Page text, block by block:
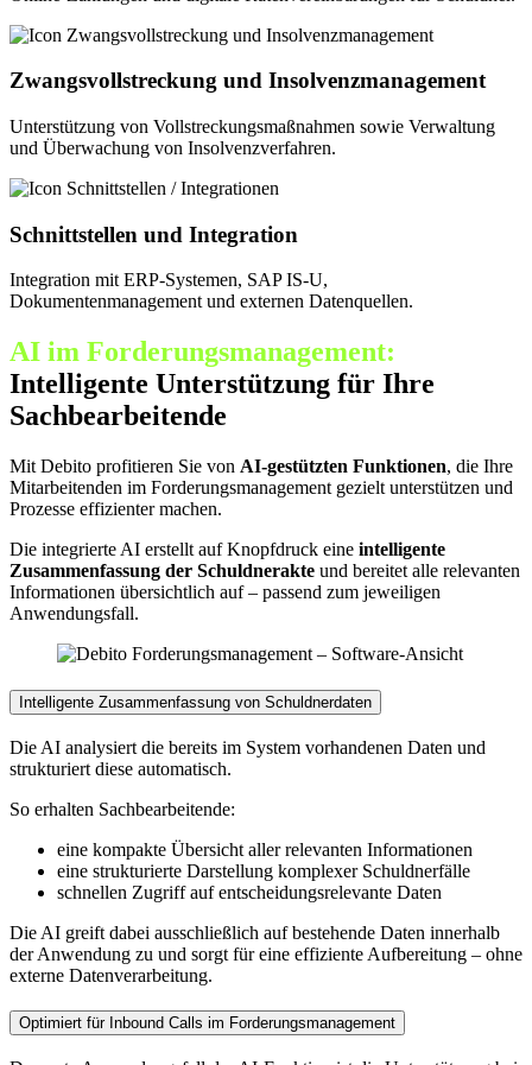
Zwangsvollstreckung und Insolvenz­management
Unterstützung von Vollstreckungs­maßnahmen sowie Verwaltung
und Überwachung von Insolvenz­verfahren.
Schnittstellen und Integration
Integration mit ERP-Systemen, SAP IS-U,
Dokumentenmanagement und externen Datenquellen.
AI im Forderungs­management:
Intelligente Unterstützung für Ihre
Sachbearbeitende
Mit Debito profitieren Sie von AI-gestützten Funktionen, die Ihre
Mitarbeitenden im Forderungsmanagement gezielt unterstützen und
Prozesse effizienter machen.
Die integrierte AI erstellt auf Knopfdruck eine intelligente
Zusammenfassung der Schuldnerakte und bereitet alle relevanten
Informationen übersichtlich auf – passend zum jeweiligen
Anwendungsfall.
Intelligente Zusammenfassung von Schuldnerdaten
Die AI analysiert die bereits im System vorhandenen Daten und
strukturiert diese automatisch.
So erhalten Sachbearbeitende:
eine kompakte Übersicht aller relevanten Informationen
eine strukturierte Darstellung komplexer Schuldnerfälle
schnellen Zugriff auf entscheidungsrelevante Daten
Die AI greift dabei ausschließlich auf bestehende Daten innerhalb
der Anwendung zu und sorgt für eine effiziente Aufbereitung – ohne
externe Datenverarbeitung.
Optimiert für Inbound Calls im Forderungsmanagement